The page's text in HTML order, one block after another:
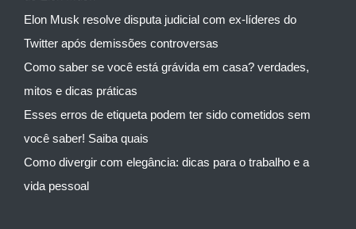
Elon Musk resolve disputa judicial com ex-líderes do
Twitter após demissões controversas
Como saber se você está grávida em casa? verdades,
mitos e dicas práticas
Esses erros de etiqueta podem ter sido cometidos sem
você saber! Saiba quais
Como divergir com elegância: dicas para o trabalho e a
vida pessoal